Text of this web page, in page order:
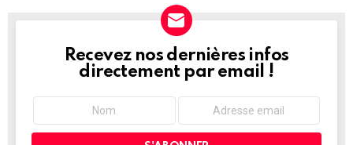
NEWSLETTER
Recevez nos dernières infos
directement par email !